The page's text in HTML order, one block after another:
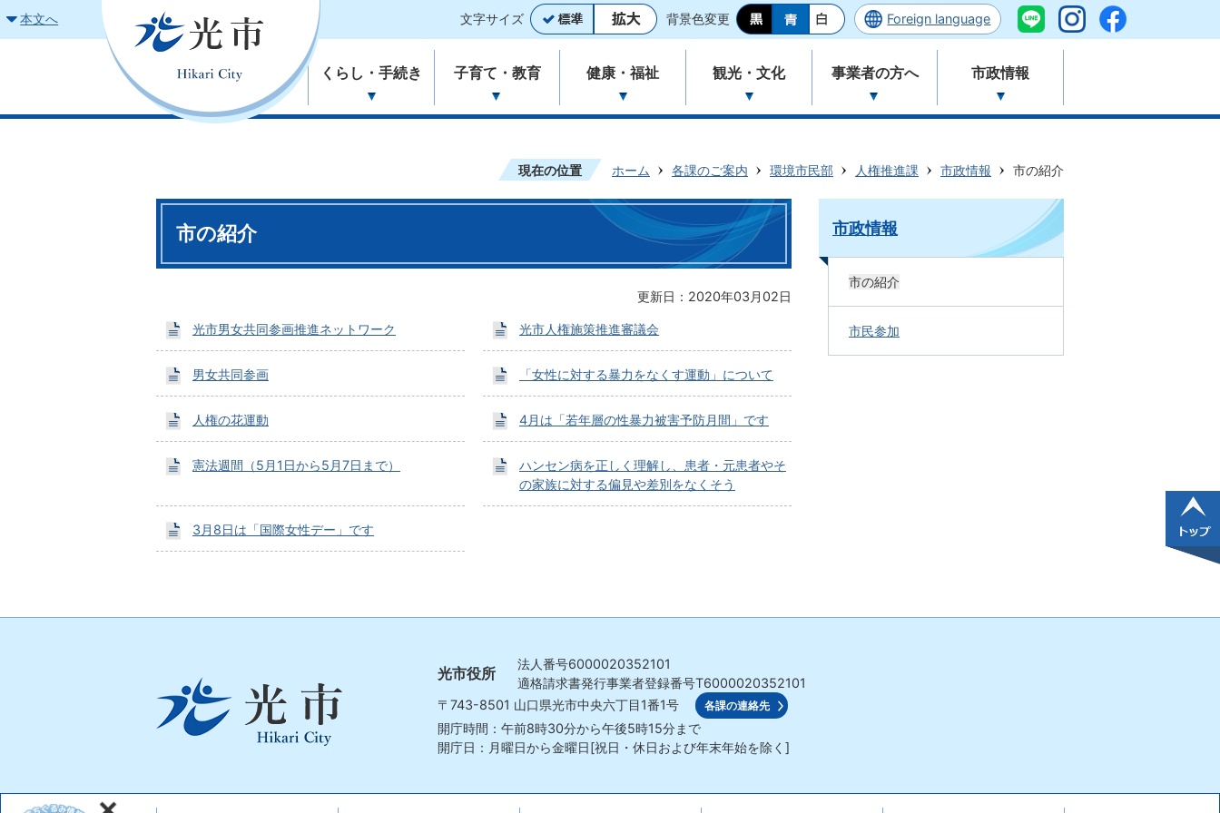
本文へ 文字サイズ 背景色変更 Foreign language
くらし・手続き 子育て・教育 健康・福祉 観光・文化 事業者の方へ 市政情報
現在の位置 ホーム 各課のご案内 環境市民部 人権推進課 市政情報 市の紹介
市の紹介
更新日：2020年03月02日
光市男女共同参画推進ネットワーク 光市人権施策推進審議会
男女共同参画 「女性に対する暴力をなくす運動」について
人権の花運動 4月は「若年層の性暴力被害予防月間」です
憲法週間（5月1日から5月7日まで）
ハンセン病を正しく理解し、患者・元患者やそ
の家族に対する偏見や差別をなくそう
3月8日は「国際女性デー」です
市政情報
市の紹介
市民参加
Hikari
光市役所
法人番号6000020352101
適格請求書発行事業者登録番号T6000020352101
〒743-8501 山口県光市中央六丁目1番1号 各課の連絡先
開庁時間：午前8時30分から午後5時15分まで
開庁日：月曜日から金曜日[祝日・休日および年末年始を除く]